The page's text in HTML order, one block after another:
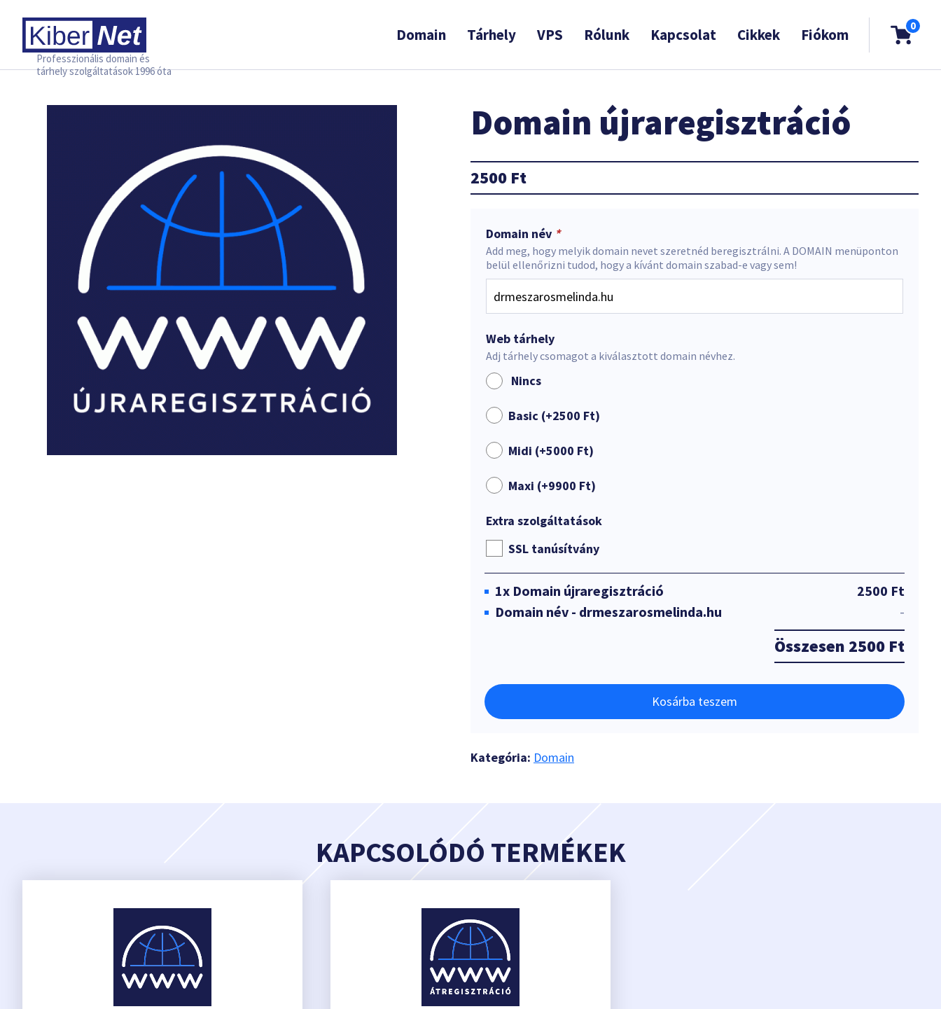
Professzionális domain és
tárhely szolgáltatások 1996 óta
Domain Tárhely VPS Rólunk Kapcsolat Cikkek Fiókom 0
Domain újraregisztráció
2500 Ft
Domain név *
Add meg, hogy melyik domain nevet szeretnéd beregisztrálni. A DOMAIN menüponton
belül ellenőrizni tudod, hogy a kívánt domain szabad-e vagy sem!
Web tárhely
Adj tárhely csomagot a kiválasztott domain névhez.
Nincs
Basic (+2500 Ft)
Midi (+5000 Ft)
Maxi (+9900 Ft)
Extra szolgáltatások
SSL tanúsítvány
1x Domain újraregisztráció
2500 Ft
Domain név - drmeszarosmelinda.hu
-
Összesen 2500 Ft
Kosárba teszem
Kategória: Domain
KAPCSOLÓDÓ TERMÉKEK